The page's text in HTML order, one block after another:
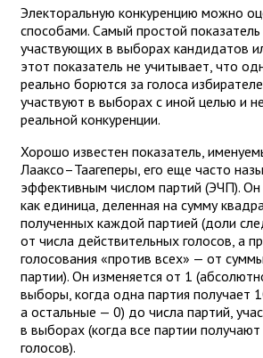
Электоральную конкуренцию можно
способами. Самый простой
участвующих в выборах кандидатов
этот показатель не учитывает, что
реально борются за голоса
участвуют в выборах с иной целью и
реальной конкуренции.
Хорошо известен показатель,
Лааксо–Таагеперы, его еще часто
эффективным числом партий (ЭЧП). Он
как единица, деленная на сумму
полученных каждой партией (доли
от числа действительных голосов, а
голосования «против всех» — от
партии). Он изменяется от 1
выборы, когда одна партия получает
а остальные — 0) до числа партий,
в выборах (когда все партии
голосов).